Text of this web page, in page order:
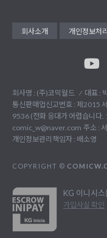
회사소개 개인정보처
회사명 : (주)코믹월드 대표 :
통신판매업신고번호 : 제2015
9536 (전화 응대가 어렵습니다.
comic_w@naver.com 주소 :
개인정보관리책임자 : 배소영
COPYRIGHT ©
KG 이니시
가입사실 확인